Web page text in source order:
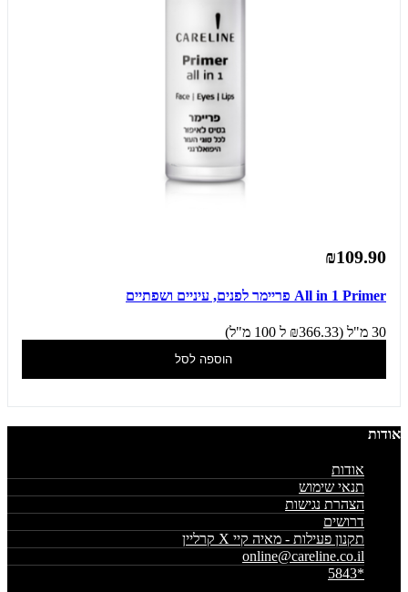
₪109.90
All in 1 Primer פריימר לפנים, עיניים ושפתיים
30 מ"ל (₪366.33 ל 100 מ"ל)
הוספה לסל
אודות
אודות
תנאי שימוש
הצהרת נגישות
דרושים
תקנון פעילות - מאיה קיי X קרליין
online@careline.co.il
*5843